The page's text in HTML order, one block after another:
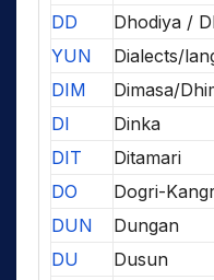
DD
Dhodiya /
YUN
Dialects/
DIM
Dimasa/
DI
Dinka
DIT
Ditamari
DO
Dogri-
DUN
Dungan
DU
Dusun